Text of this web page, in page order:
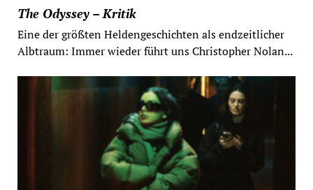
The Odyssey – Kritik
Eine der größten Heldengeschichten als endzeitlicher
Albtraum: Immer wieder führt uns Christopher Nolan...